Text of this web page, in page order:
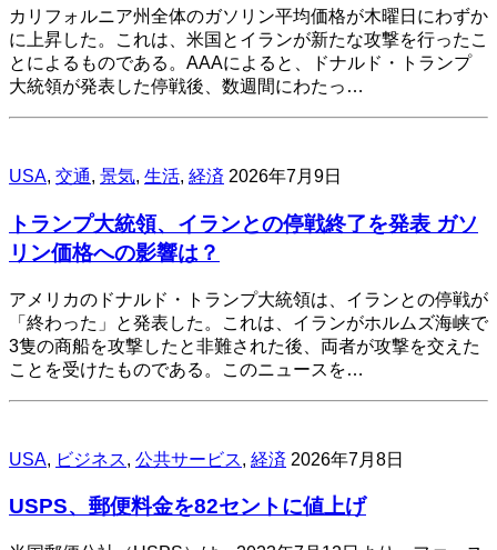
カリフォルニア州全体のガソリン平均価格が木曜日にわずか
に上昇した。これは、米国とイランが新たな攻撃を行ったこ
とによるものである。AAAによると、ドナルド・トランプ
大統領が発表した停戦後、数週間にわたっ…
USA, 交通, 景気, 生活, 経済 2026年7月9日
トランプ大統領、イランとの停戦終了を発表 ガソ
リン価格への影響は？
アメリカのドナルド・トランプ大統領は、イランとの停戦が
「終わった」と発表した。これは、イランがホルムズ海峡で
3隻の商船を攻撃したと非難された後、両者が攻撃を交えた
ことを受けたものである。このニュースを…
USA, ビジネス, 公共サービス, 経済 2026年7月8日
USPS、郵便料金を82セントに値上げ